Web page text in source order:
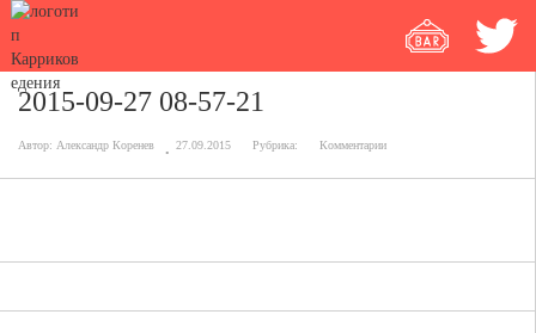
2015-09-27 08-57-21
Автор: Александр Коренев 27.09.2015 Рубрика: Комментарии